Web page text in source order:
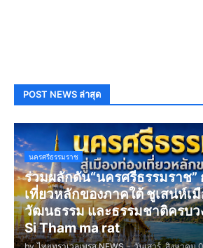
POST NEWS ล่าสุด
นครศรีธรรมราช
ร่วมผลักดัน“นครศรีธรรมราช”
เที่ยวหลักของภาคใต้ ชูเสน่ห์เ
วัฒนธรรม และธรรมชาติครบว
Si Tham ma rat